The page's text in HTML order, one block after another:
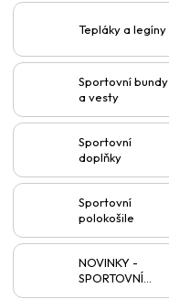
Tepláky a legíny
Sportovní bundy
a vesty
Sportovní
doplňky
Sportovní
polokošile
NOVINKY -
SPORTOVNÍ